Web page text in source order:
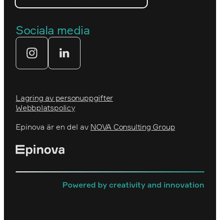
Prins Daniels Fellowship
Tekniksprånget
Sociala media
Lagring av personuppgifter
Webbplatspolicy
Epinova är en del av NOVA Consulting Group
Powered by creativity and innovation